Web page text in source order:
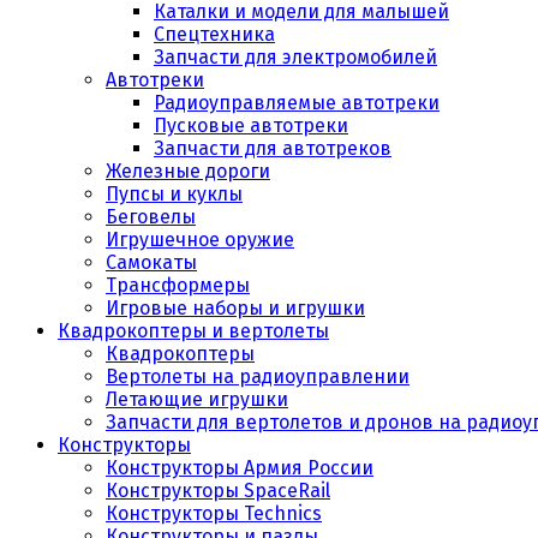
Каталки и модели для малышей
Спецтехника
Запчасти для электромобилей
Автотреки
Радиоуправляемые автотреки
Пусковые автотреки
Запчасти для автотреков
Железные дороги
Пупсы и куклы
Беговелы
Игрушечное оружие
Самокаты
Трансформеры
Игровые наборы и игрушки
Квадрокоптеры и вертолеты
Квадрокоптеры
Вертолеты на радиоуправлении
Летающие игрушки
Запчасти для вертолетов и дронов на
Конструкторы
Конструкторы Армия России
Конструкторы SpaceRail
Конструкторы Technics